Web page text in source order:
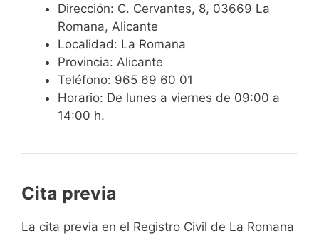
Dirección: C. Cervantes, 8, 03669 La
Romana, Alicante
Localidad: La Romana
Provincia: Alicante
Teléfono: 965 69 60 01
Horario: De lunes a viernes de 09:00 a
14:00 h.
Cita previa
​​​​​​​​​​​​​​​​​​​​​​​​​​​​La cita previa en el Registro Civil de La Romana